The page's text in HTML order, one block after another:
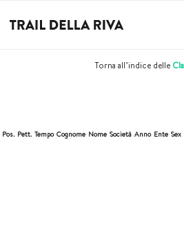
Torna all’indice delle
Pos. Pett. Tempo Cognome Nome Società Anno Ente Sex